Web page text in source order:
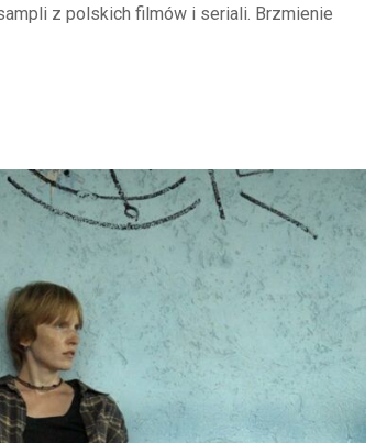
z polskich filmów i seriali. Brzmienie